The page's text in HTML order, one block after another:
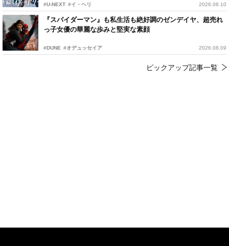
#U-NEXT #イ・ヘリ 2026.08.10
『スパイダーマン』も私生活も絶好調のゼンデイヤ、超売れ
っ子女優の華麗な歩みと堅実な素顔
#DUNE #オデュッセイア 2026.08.09
ピックアップ記事一覧